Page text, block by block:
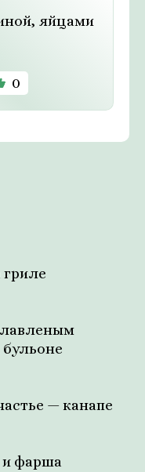
яйцами
0
гриле
— канапе
и фарша